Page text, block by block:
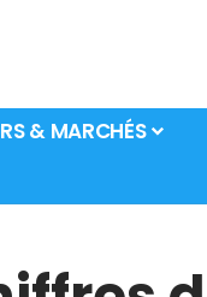
& MARCHÉS